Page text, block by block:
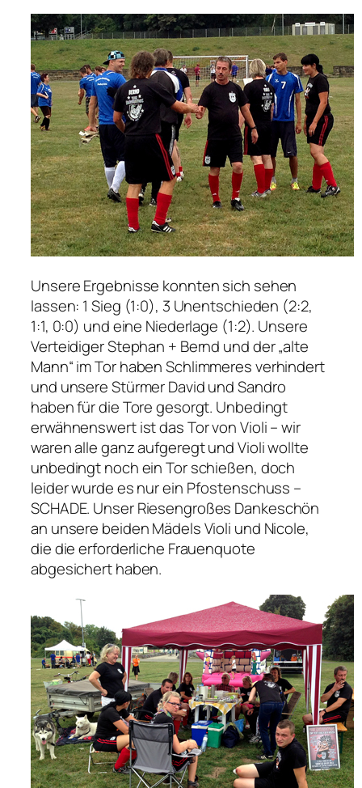
Unsere Ergebnisse konnten sich sehen
lassen: 1 Sieg (1:0), 3 Unentschieden (2:2,
1:1, 0:0) und eine Niederlage (1:2). Unsere
Verteidiger Stephan + Bernd und der „alte
Mann“ im Tor haben Schlimmeres verhindert
und unsere Stürmer David und Sandro
haben für die Tore gesorgt. Unbedingt
erwähnenswert ist das Tor von Violi – wir
waren alle ganz aufgeregt und Violi wollte
unbedingt noch ein Tor schießen, doch
leider wurde es nur ein Pfostenschuss –
SCHADE. Unser Riesengroßes Dankeschön
an unsere beiden Mädels Violi und Nicole,
die die erforderliche Frauenquote
abgesichert haben.